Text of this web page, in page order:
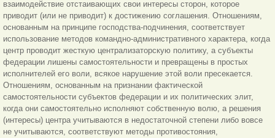
взаимодействие отстаивающих свои интересы сторон, которое
приводит (или не приводит) к достижению соглашения. Отношениям,
основанным на принципе господства-подчинения, соответствует
использование методов командно-административного характера, когда
центр проводит жесткую централизаторскую политику, а субъекты
федерации лишены самостоятельности и превращены в простых
исполнителей его воли, всякое нарушение этой воли пресекается.
Отношениям, основанным на признании фактической
самостоятельности субъектов федерации и их политических элит,
когда они самостоятельно исполняют собственную волю, а решения
(интересы) центра учитываются в недостаточной степени либо вовсе
не учитываются, соответствуют методы противостояния,